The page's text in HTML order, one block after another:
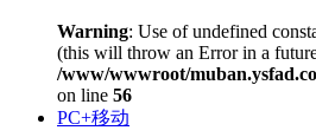
Warning: Use of undefined
(this will throw an Error in a
/www/wwwroot/
on line 56
PC+移动